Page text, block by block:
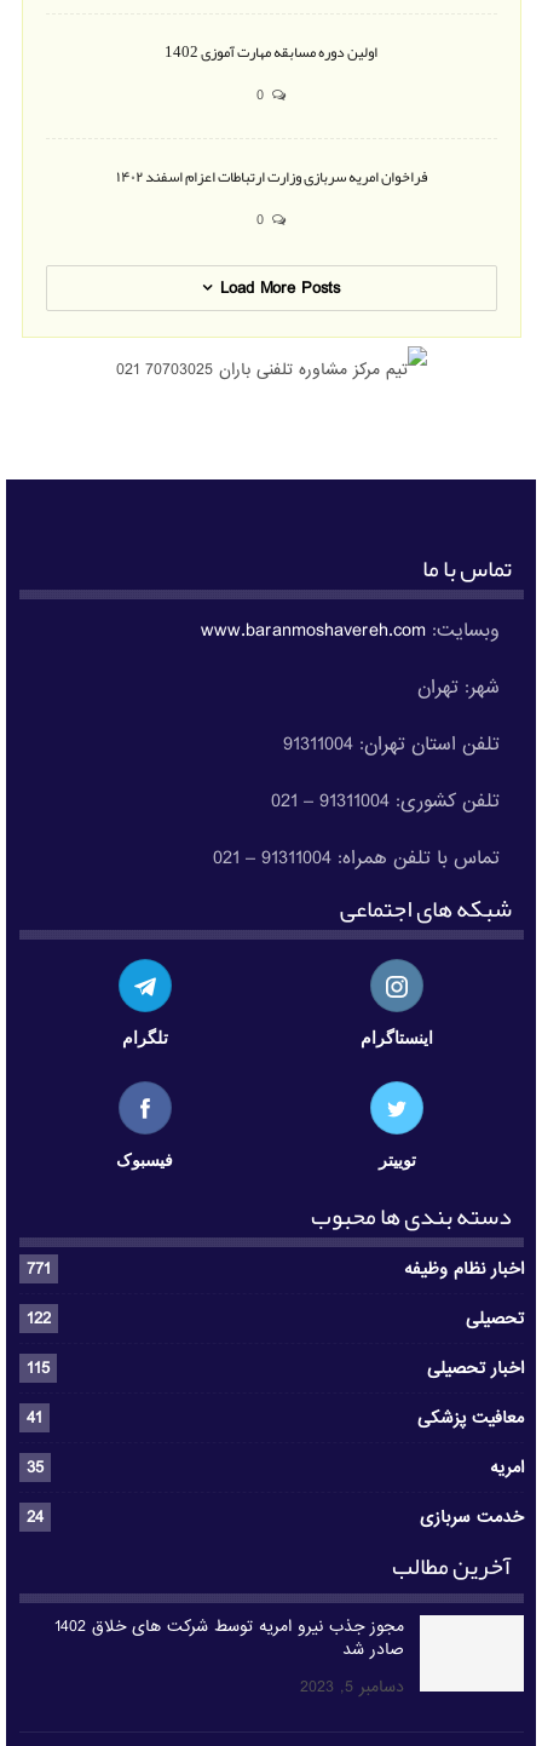
اولین دوره مسابقه مهارت آموزی 1402
فراخوان امریه سربازی وزارت ارتباطات اعزام اسفند ۱۴۰۲
Load More Posts
تماس با ما
وبسایت:www.baranmoshavereh.com
شهر: تهران
تلفن استان تهران: 91311004
تلفن کشوری: 91311004 – 021
تماس با تلفن همراه: 91311004 – 021
شبکه های اجتماعی
اینستاگرام تلگرام
توییتر فیسبوک
دسته بندی ها محبوب
اخبار نظام وظیفه
771
تحصیلی
122
اخبار تحصیلی
115
معافیت پزشکی
41
امریه
35
خدمت سربازی
24
آخرین مطالب
مجوز جذب نیرو امریه توسط شرکت های خلاق 1402
صادر شد
دسامبر 5, 2023